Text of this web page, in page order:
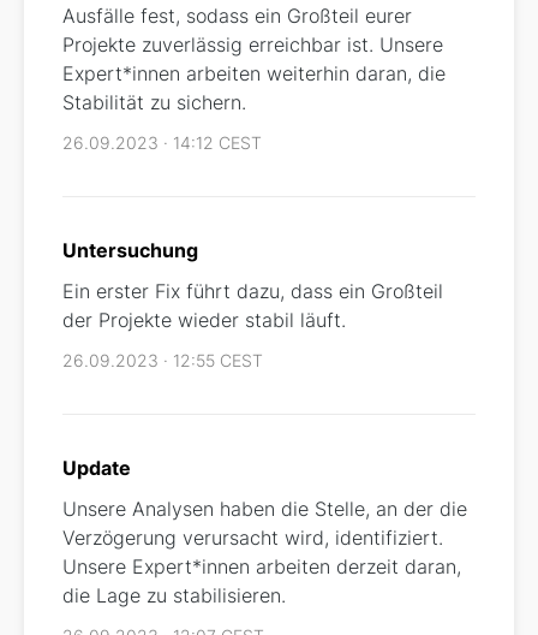
Ausfälle fest, sodass ein Großteil eurer
Projekte zuverlässig erreichbar ist. Unsere
Expert*innen arbeiten weiterhin daran, die
Stabilität zu sichern.
26.09.2023 · 14:12 CEST
Untersuchung
Ein erster Fix führt dazu, dass ein Großteil
der Projekte wieder stabil läuft.
26.09.2023 · 12:55 CEST
Update
Unsere Analysen haben die Stelle, an der die
Verzögerung verursacht wird, identifiziert.
Unsere Expert*innen arbeiten derzeit daran,
die Lage zu stabilisieren.